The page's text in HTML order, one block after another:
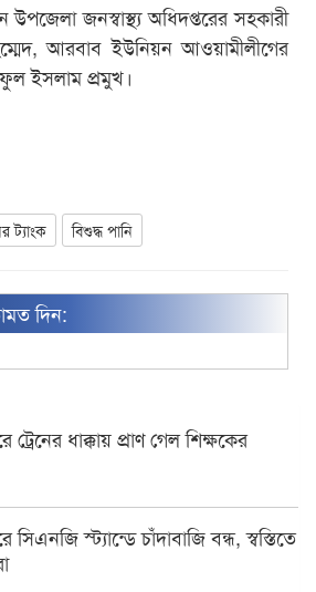
জনস্বাস্থ্য অধিদপ্তরের সহকারী
আরবাব ইউনিয়ন আওয়ামীলীগের
ইসলাম প্রমুখ।
ট্যাংক বিশুদ্ধ পানি
দিন:
ট্রেনের ধাক্কায় প্রাণ গেল শিক্ষকের
সিএনজি স্ট্যান্ডে চাঁদাবাজি বন্ধ, স্বস্তিতে